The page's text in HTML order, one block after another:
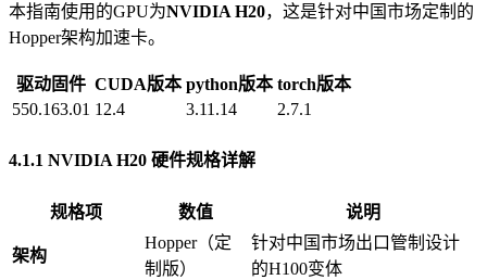
本指南使用的GPU为NVIDIA H20，这是针对中国市场定制的
Hopper架构加速卡。
驱动固件 CUDA版本 python版本 torch版本
550.163.01 12.4 3.11.14 2.7.1
4.1.1 NVIDIA H20 硬件规格详解
规格项 数值 说明
架构
Hopper（定
制版）
针对中国市场出口管制设计
的H100变体